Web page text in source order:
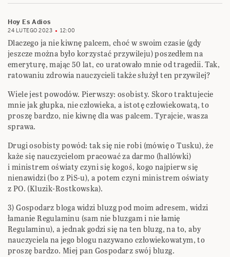
Hoy Es Adios
24 LUTEGO 2023 12:00
Dlaczego ja nie kiwnę palcem, choć w swoim czasie (gdy
jeszcze można było korzystać przywileju) poszedłem na
emeryturę, mając 50 lat, co uratowało mnie od tragedii. Tak,
ratowaniu zdrowia nauczycieli także służył ten przywilej?
Wiele jest powodów. Pierwszy: osobisty. Skoro traktujecie
mnie jak głupka, nie człowieka, a istotę człowiekowatą, to
proszę bardzo, nie kiwnę dla was palcem. Tyrajcie, wasza
sprawa.
Drugi osobisty powód: tak się nie robi (mówię o Tusku), że
każe się nauczycielom pracować za darmo (hallówki)
i ministrem oświaty czyni się kogoś, kogo najpierw się
nienawidzi (bo z PiS-u), a potem czyni ministrem oświaty
z PO. (Kluzik-Rostkowska).
3) Gospodarz bloga widzi bluzg pod moim adresem, widzi
łamanie Regulaminu (sam nie bluzgam i nie łamię
Regulaminu), a jednak godzi się na ten bluzg, na to, aby
nauczyciela na jego blogu nazywano człowiekowatym, to
proszę bardzo. Miej pan Gospodarz swój bluzg.